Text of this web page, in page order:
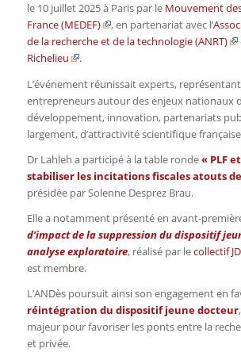
le 10 juillet 2025 à Paris par le Mouvement
France (MEDEF)
, en partenariat avec l’
de la recherche et de la technologie (ANRT)
Richelieu
.
L’événement réunissait experts,
entrepreneurs autour des enjeux nationaux
développement, innovation, partenariats
largement, d’attractivité scientifique
Dr Lahleh a participé à la table ronde« PLF
stabiliser les incitations fiscales atouts
présidée par Solenne Desprez Brau.
Elle a notamment présenté en avant-
d’impact de la suppression du dispositif
analyse exploratoire, réalisé par lecollectif
est membre.
L’ANDès poursuit ainsi son engagement en
réintégration du dispositif jeune docteur
majeur pour favoriser les ponts entre la
et privée.